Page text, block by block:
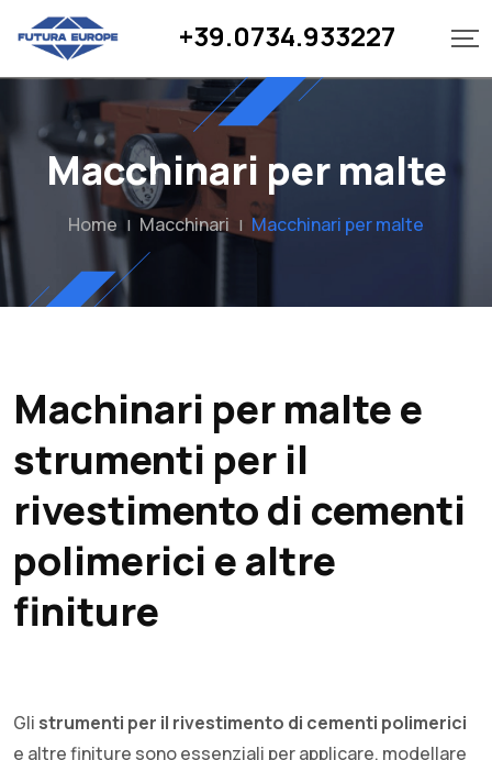
+39.0734.933227
Macchinari per malte
Home | Macchinari | Macchinari per malte
Machinari per malte e
strumenti per il
rivestimento di cementi
polimerici e altre
finiture
Gli strumenti per il rivestimento di cementi polimerici
e altre finiture sono essenziali per applicare, modellare